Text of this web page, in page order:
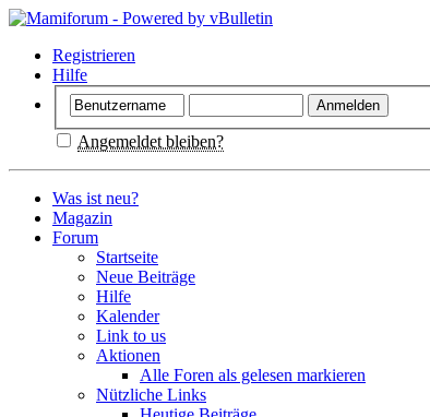
Registrieren
Hilfe
Angemeldet bleiben?
Was ist neu?
Magazin
Forum
Startseite
Neue Beiträge
Hilfe
Kalender
Link to us
Aktionen
Alle Foren als gelesen markieren
Nützliche Links